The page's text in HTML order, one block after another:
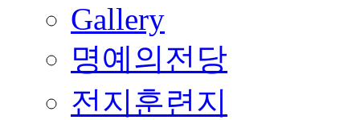
Gallery
명예의전당
전지훈련지